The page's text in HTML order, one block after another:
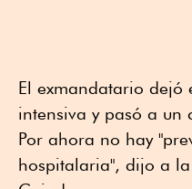
El exmandatario dejó
intensiva y pasó a un
Por ahora no hay
hospitalaria", dijo a la